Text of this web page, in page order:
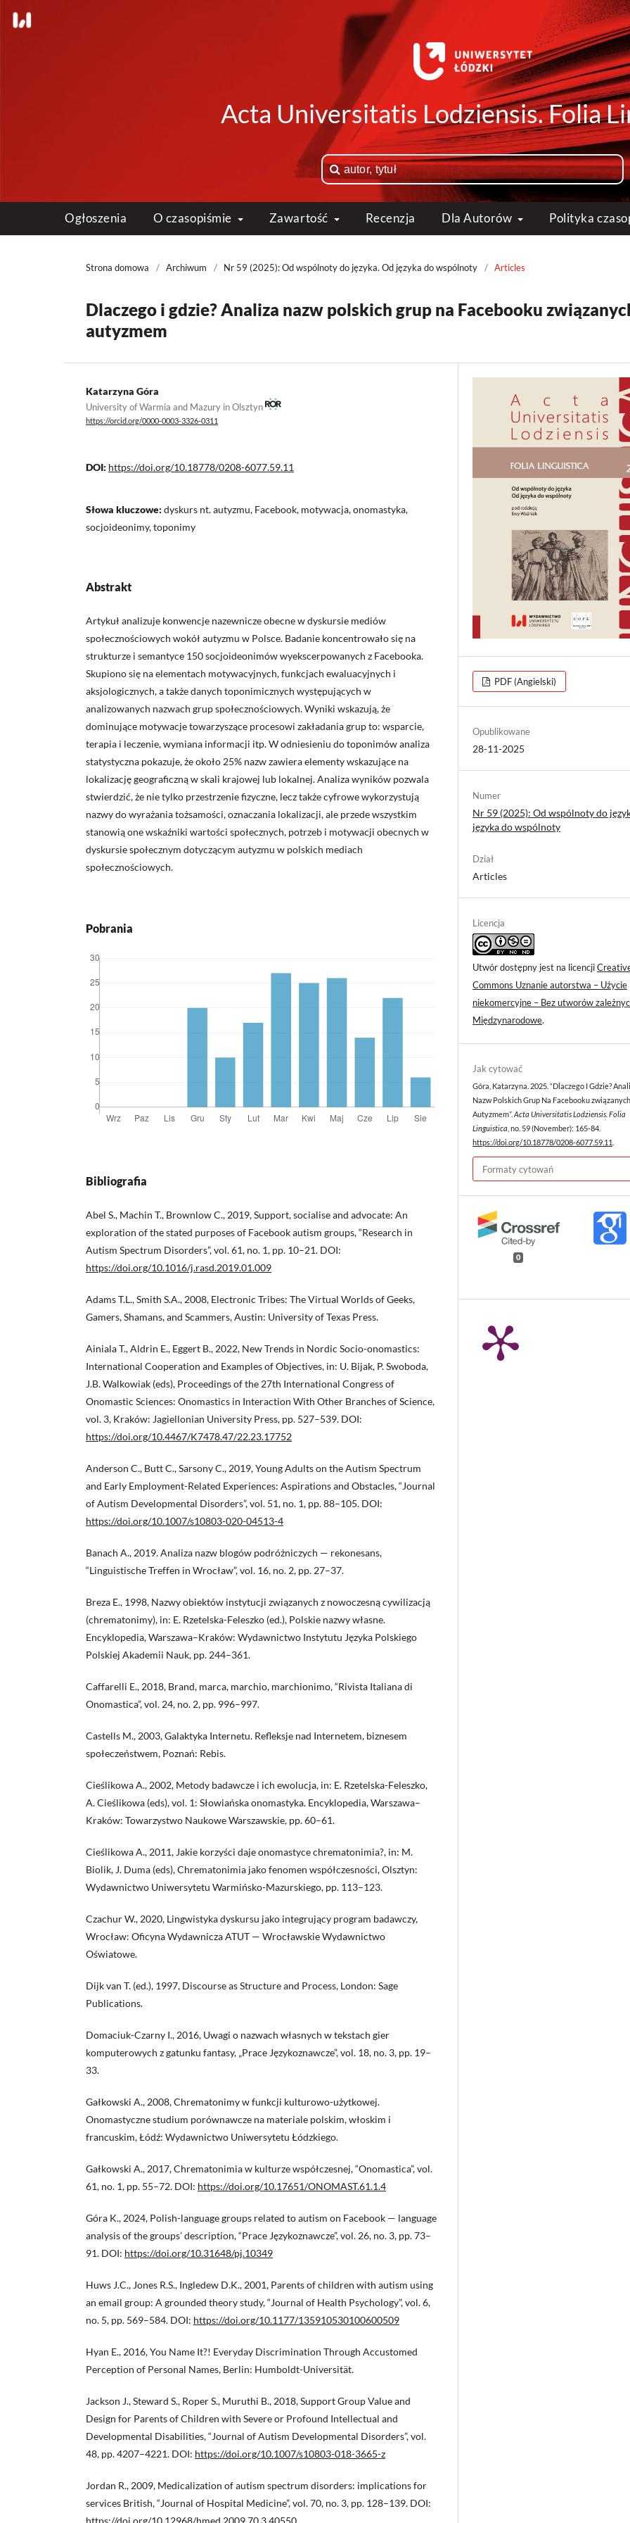
Acta Universitatis Lodziensis. Folia
Ogłoszenia O czasopiśmie Zawartość Recenzja Dla Autorów Polityka
Strona domowa / Archiwum / Nr 59 (2025): Od wspólnoty do języka. Od języka do wspólnoty / Articles
Dlaczego i gdzie? Analiza nazw polskich grup na Facebooku
autyzmem
Katarzyna Góra
University of Warmia and Mazury in Olsztyn
https://orcid.org/0000-0003-3326-0311
DOI: https://doi.org/10.18778/0208-6077.59.11
Słowa kluczowe: dyskurs nt. autyzmu, Facebook, motywacja, onomastyka,
socjoideonimy, toponimy
Abstrakt
Artykuł analizuje konwencje nazewnicze obecne w dyskursie mediów
społecznościowych wokół autyzmu w Polsce. Badanie koncentrowało się na
strukturze i semantyce 150 socjoideonimów wyekscerpowanych z Facebooka.
Skupiono się na elementach motywacyjnych, funkcjach ewaluacyjnych i
aksjologicznych, a także danych toponimicznych występujących w
analizowanych nazwach grup społecznościowych. Wyniki wskazują, że
dominujące motywacje towarzyszące procesowi zakładania grup to: wsparcie,
terapia i leczenie, wymiana informacji itp. W odniesieniu do toponimów analiza
statystyczna pokazuje, że około 25% nazw zawiera elementy wskazujące na
lokalizację geograficzną w skali krajowej lub lokalnej. Analiza wyników pozwala
stwierdzić, że nie tylko przestrzenie fizyczne, lecz także cyfrowe wykorzystują
nazwy do wyrażania tożsamości, oznaczania lokalizacji, ale przede wszystkim
stanowią one wskaźniki wartości społecznych, potrzeb i motywacji obecnych w
dyskursie społecznym dotyczącym autyzmu w polskich mediach
społecznościowych.
Pobrania
Bibliografia
Abel S., Machin T., Brownlow C., 2019, Support, socialise and advocate: An
exploration of the stated purposes of Facebook autism groups, “Research in
Autism Spectrum Disorders”, vol. 61, no. 1, pp. 10–21. DOI:
https://doi.org/10.1016/j.rasd.2019.01.009
Adams T.L., Smith S.A., 2008, Electronic Tribes: The Virtual Worlds of Geeks,
Gamers, Shamans, and Scammers, Austin: University of Texas Press.
Ainiala T., Aldrin E., Eggert B., 2022, New Trends in Nordic Socio-onomastics:
International Cooperation and Examples of Objectives, in: U. Bijak, P. Swoboda,
J.B. Walkowiak (eds), Proceedings of the 27th International Congress of
Onomastic Sciences: Onomastics in Interaction With Other Branches of Science,
vol. 3, Kraków: Jagiellonian University Press, pp. 527–539. DOI:
https://doi.org/10.4467/K7478.47/22.23.17752
Anderson C., Butt C., Sarsony C., 2019, Young Adults on the Autism Spectrum
and Early Employment-Related Experiences: Aspirations and Obstacles, “Journal
of Autism Developmental Disorders”, vol. 51, no. 1, pp. 88–105. DOI:
https://doi.org/10.1007/s10803-020-04513-4
Banach A., 2019. Analiza nazw blogów podróżniczych — rekonesans,
“Linguistische Treffen in Wrocław”, vol. 16, no. 2, pp. 27–37.
Breza E., 1998, Nazwy obiektów instytucji związanych z nowoczesną cywilizacją
(chrematonimy), in: E. Rzetelska-Feleszko (ed.), Polskie nazwy własne.
Encyklopedia, Warszawa–Kraków: Wydawnictwo Instytutu Języka Polskiego
Polskiej Akademii Nauk, pp. 244–361.
Caffarelli E., 2018, Brand, marca, marchio, marchionimo, “Rivista Italiana di
Onomastica”, vol. 24, no. 2, pp. 996–997.
Castells M., 2003, Galaktyka Internetu. Refleksje nad Internetem, biznesem
społeczeństwem, Poznań: Rebis.
Cieślikowa A., 2002, Metody badawcze i ich ewolucja, in: E. Rzetelska-Feleszko,
A. Cieślikowa (eds), vol. 1: Słowiańska onomastyka. Encyklopedia, Warszawa–
Kraków: Towarzystwo Naukowe Warszawskie, pp. 60–61.
Cieślikowa A., 2011, Jakie korzyści daje onomastyce chrematonimia?, in: M.
Biolik, J. Duma (eds), Chrematonimia jako fenomen współczesności, Olsztyn:
Wydawnictwo Uniwersytetu Warmińsko-Mazurskiego, pp. 113–123.
Czachur W., 2020, Lingwistyka dyskursu jako integrujący program badawczy,
Wrocław: Oficyna Wydawnicza ATUT — Wrocławskie Wydawnictwo
Oświatowe.
Dijk van T. (ed.), 1997, Discourse as Structure and Process, London: Sage
Publications.
Domaciuk-Czarny I., 2016, Uwagi o nazwach własnych w tekstach gier
komputerowych z gatunku fantasy, „Prace Językoznawcze”, vol. 18, no. 3, pp. 19–
33.
Gałkowski A., 2008, Chrematonimy w funkcji kulturowo-użytkowej.
Onomastyczne studium porównawcze na materiale polskim, włoskim i
francuskim, Łódź: Wydawnictwo Uniwersytetu Łódzkiego.
Gałkowski A., 2017, Chrematonimia w kulturze współczesnej, “Onomastica”, vol.
61, no. 1, pp. 55–72. DOI: https://doi.org/10.17651/ONOMAST.61.1.4
Góra K., 2024, Polish-language groups related to autism on Facebook — language
analysis of the groups’ description, “Prace Językoznawcze”, vol. 26, no. 3, pp. 73–
91. DOI: https://doi.org/10.31648/pj.10349
Huws J.C., Jones R.S., Ingledew D.K., 2001, Parents of children with autism using
an email group: A grounded theory study, “Journal of Health Psychology”, vol. 6,
no. 5, pp. 569–584. DOI: https://doi.org/10.1177/135910530100600509
Hyan E., 2016, You Name It?! Everyday Discrimination Through Accustomed
Perception of Personal Names, Berlin: Humboldt-Universität.
Jackson J., Steward S., Roper S., Muruthi B., 2018, Support Group Value and
Design for Parents of Children with Severe or Profound Intellectual and
Developmental Disabilities, “Journal of Autism Developmental Disorders”, vol.
48, pp. 4207–4221. DOI: https://doi.org/10.1007/s10803-018-3665-z
Jordan R., 2009, Medicalization of autism spectrum disorders: implications for
services British, “Journal of Hospital Medicine”, vol. 70, no. 3, pp. 128–139. DOI:
https://doi.org/10.12968/hmed.2009.70.3.40550
PDF (Angielski)
Opublikowane
28-11-2025
Numer
Nr 59 (2025): Od wspólnoty do
języka do wspólnoty
Dział
Articles
Licencja
Utwór dostępny jest na licencji
Commons Uznanie autorstwa – Użycie
niekomercyjne – Bez utworów
Międzynarodowe.
Jak cytować
Góra, Katarzyna. 2025. “Dlaczego I Gdzie?
Nazw Polskich Grup Na Facebooku
Autyzmem”. Acta Universitatis Lodziensis. Folia
Linguistica , no. 59 (November): 165-84.
https://doi.org/10.18778/0208-6077.59.11
Formaty cytowań
0